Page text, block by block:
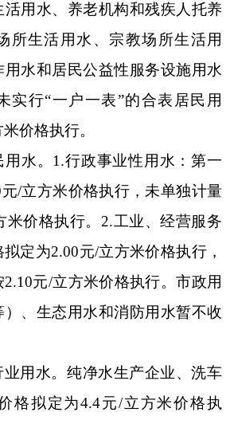
用水、养老机构和残疾人托养
所生活用水、宗教场所生活用
水和居民公益性服务设施用水
实行“一户一表”的合表居民用
价格执行。
水。 1.行政事业性用水：第一
元/立方米价格执行，未单独计量
价格执行。 2.工业、经营服务
拟定为2.00元/立方米价格执行，
元/立方米价格执行。市政用
、生态用水和消防用水暂不收
用水。 纯净水生产企业、洗车
格拟定为4.4元/立方米价格执